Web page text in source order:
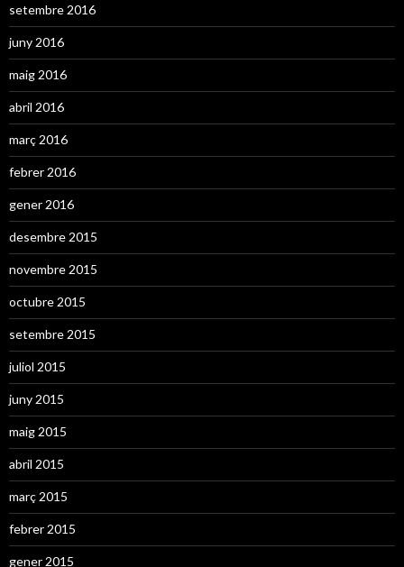
setembre 2016
juny 2016
maig 2016
abril 2016
març 2016
febrer 2016
gener 2016
desembre 2015
novembre 2015
octubre 2015
setembre 2015
juliol 2015
juny 2015
maig 2015
abril 2015
març 2015
febrer 2015
gener 2015